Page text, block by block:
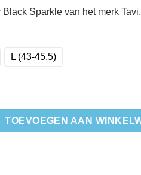
Sparkle van het merk
L (43-45,5)
- Tavi aantal
TOEVOEGEN AAN